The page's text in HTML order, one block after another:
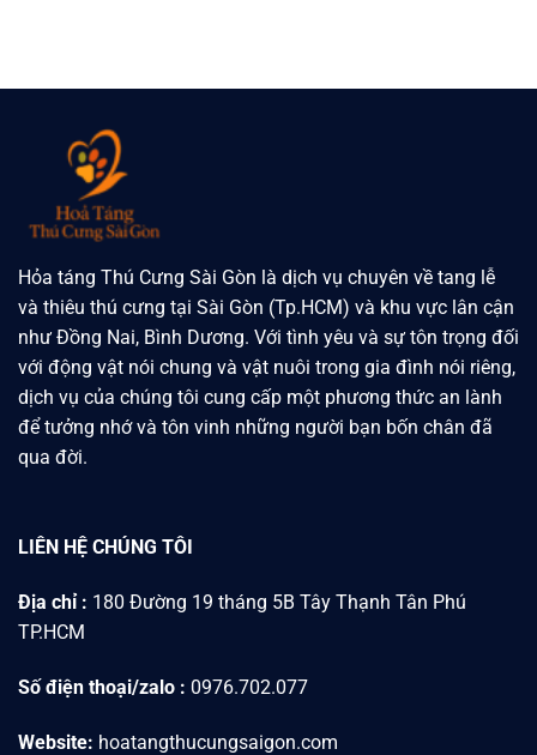
Hỏa táng Thú Cưng Sài Gòn là dịch vụ chuyên về tang lễ
và thiêu thú cưng tại Sài Gòn (Tp.HCM) và khu vực lân cận
như Đồng Nai, Bình Dương. Với tình yêu và sự tôn trọng đối
với động vật nói chung và vật nuôi trong gia đình nói riêng,
dịch vụ của chúng tôi cung cấp một phương thức an lành
để tưởng nhớ và tôn vinh những người bạn bốn chân đã
qua đời.
LIÊN HỆ CHÚNG TÔI
Địa chỉ : 180 Đường 19 tháng 5B Tây Thạnh Tân Phú
TP.HCM
Số điện thoại/zalo : 0976.702.077
Website: hoatangthucungsaigon.com